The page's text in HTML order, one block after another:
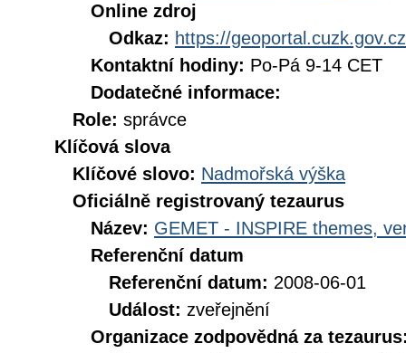
Online zdroj
Odkaz: https://geoportal.cuzk.gov.cz
Kontaktní hodiny: Po-Pá 9-14 CET
Dodatečné informace:
Role: správce
Klíčová slova
Klíčové slovo: Nadmořská výška
Oficiálně registrovaný tezaurus
Název: GEMET - INSPIRE themes,
Referenční datum
Referenční datum: 2008-06-01
Událost: zveřejnění
Organizace zodpovědná za